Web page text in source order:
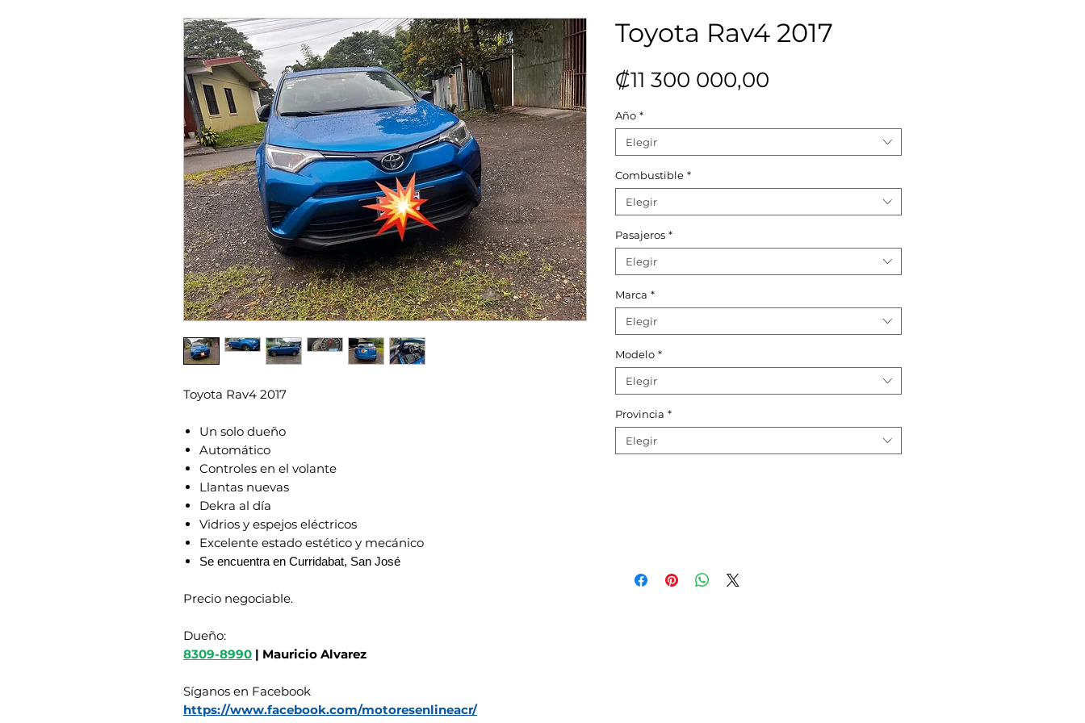
Toyota Rav4 2017
Un solo dueño
Automático
Controles en el volante
Llantas nuevas
Dekra al día
Vidrios y espejos eléctricos
Excelente estado estético y mecánico
Se encuentra en Curridabat, San José
Precio negociable.
Dueño:
8309-8990 | Mauricio Alvarez
Síganos en Facebook
https://www.facebook.com/motoresenlineacr/
Toyota Rav4 2017
₡11 300 000,00
Año *
Elegir
Combustible *
Elegir
Pasajeros *
Elegir
Marca *
Elegir
Modelo *
Elegir
Provincia *
Elegir